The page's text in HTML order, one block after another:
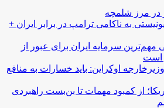
در مرز شلمچه
به ناکامی ترامپ در برابر ایران +
سرمایه ایران برای عبور از
است
اوکراین: باید خسارات به منافع
از کمبود مهمات تا بن‌بست راهبردی